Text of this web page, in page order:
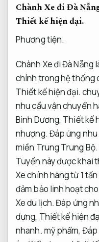
Chành Xe đi Đà
Thiết kế hiện đại.
Phương tiện.
Chành Xe đi Đà
chính trong hệ thống
Thiết kế hiện đại.
nhu cầu vận chuyển
Bình Dương, Thiết kế
nhượng. Đáp ứng nhu
miền Trung Trung
Tuyến này được khai
Xe chính hãng từ 1
đảm bảo linh hoạt
Xe du lịch. Đáp ứng
dựng, Thiết kế hiện
nhanh. mỹ phẩm, Đáp